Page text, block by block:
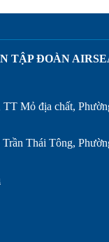
TẬP ĐOÀN
Mỏ địa chất,
Thái Tông,